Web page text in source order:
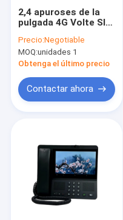
Android fijó el
Teléfono inalámbrico
4G fijó el teléfono
Volte fijó el teléfono
Teléfono inalámbrico
2,4 apuroses de la
pulgada 4G Volte SIM
Phone With WIFI
Precio:Negotiable
MOQ:unidades 1
Obtenga el último precio
Contactar ahora